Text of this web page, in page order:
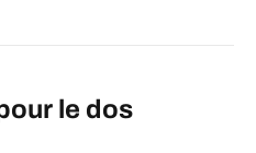
le dos